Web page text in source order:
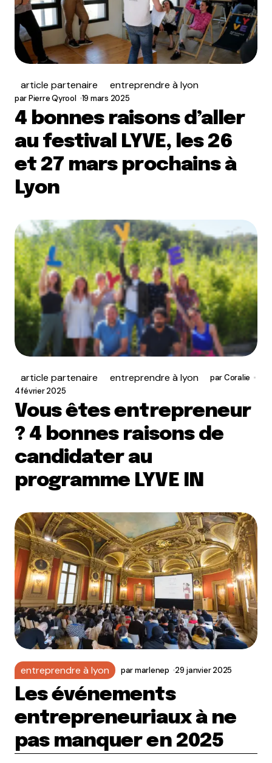
article partenaire entreprendre à lyon
parPierre Qyrool 19 mars 2025
4 bonnes raisons d’aller
au festival LYVE, les 26
et 27 mars prochains à
Lyon
article partenaire entreprendre à lyon parCoralie
4 février 2025
Vous êtes entrepreneur
? 4 bonnes raisons de
candidater au
programme LYVE IN
entreprendre à lyon parmarlenep 29 janvier 2025
Les événements
entrepreneuriaux à ne
pas manquer en 2025